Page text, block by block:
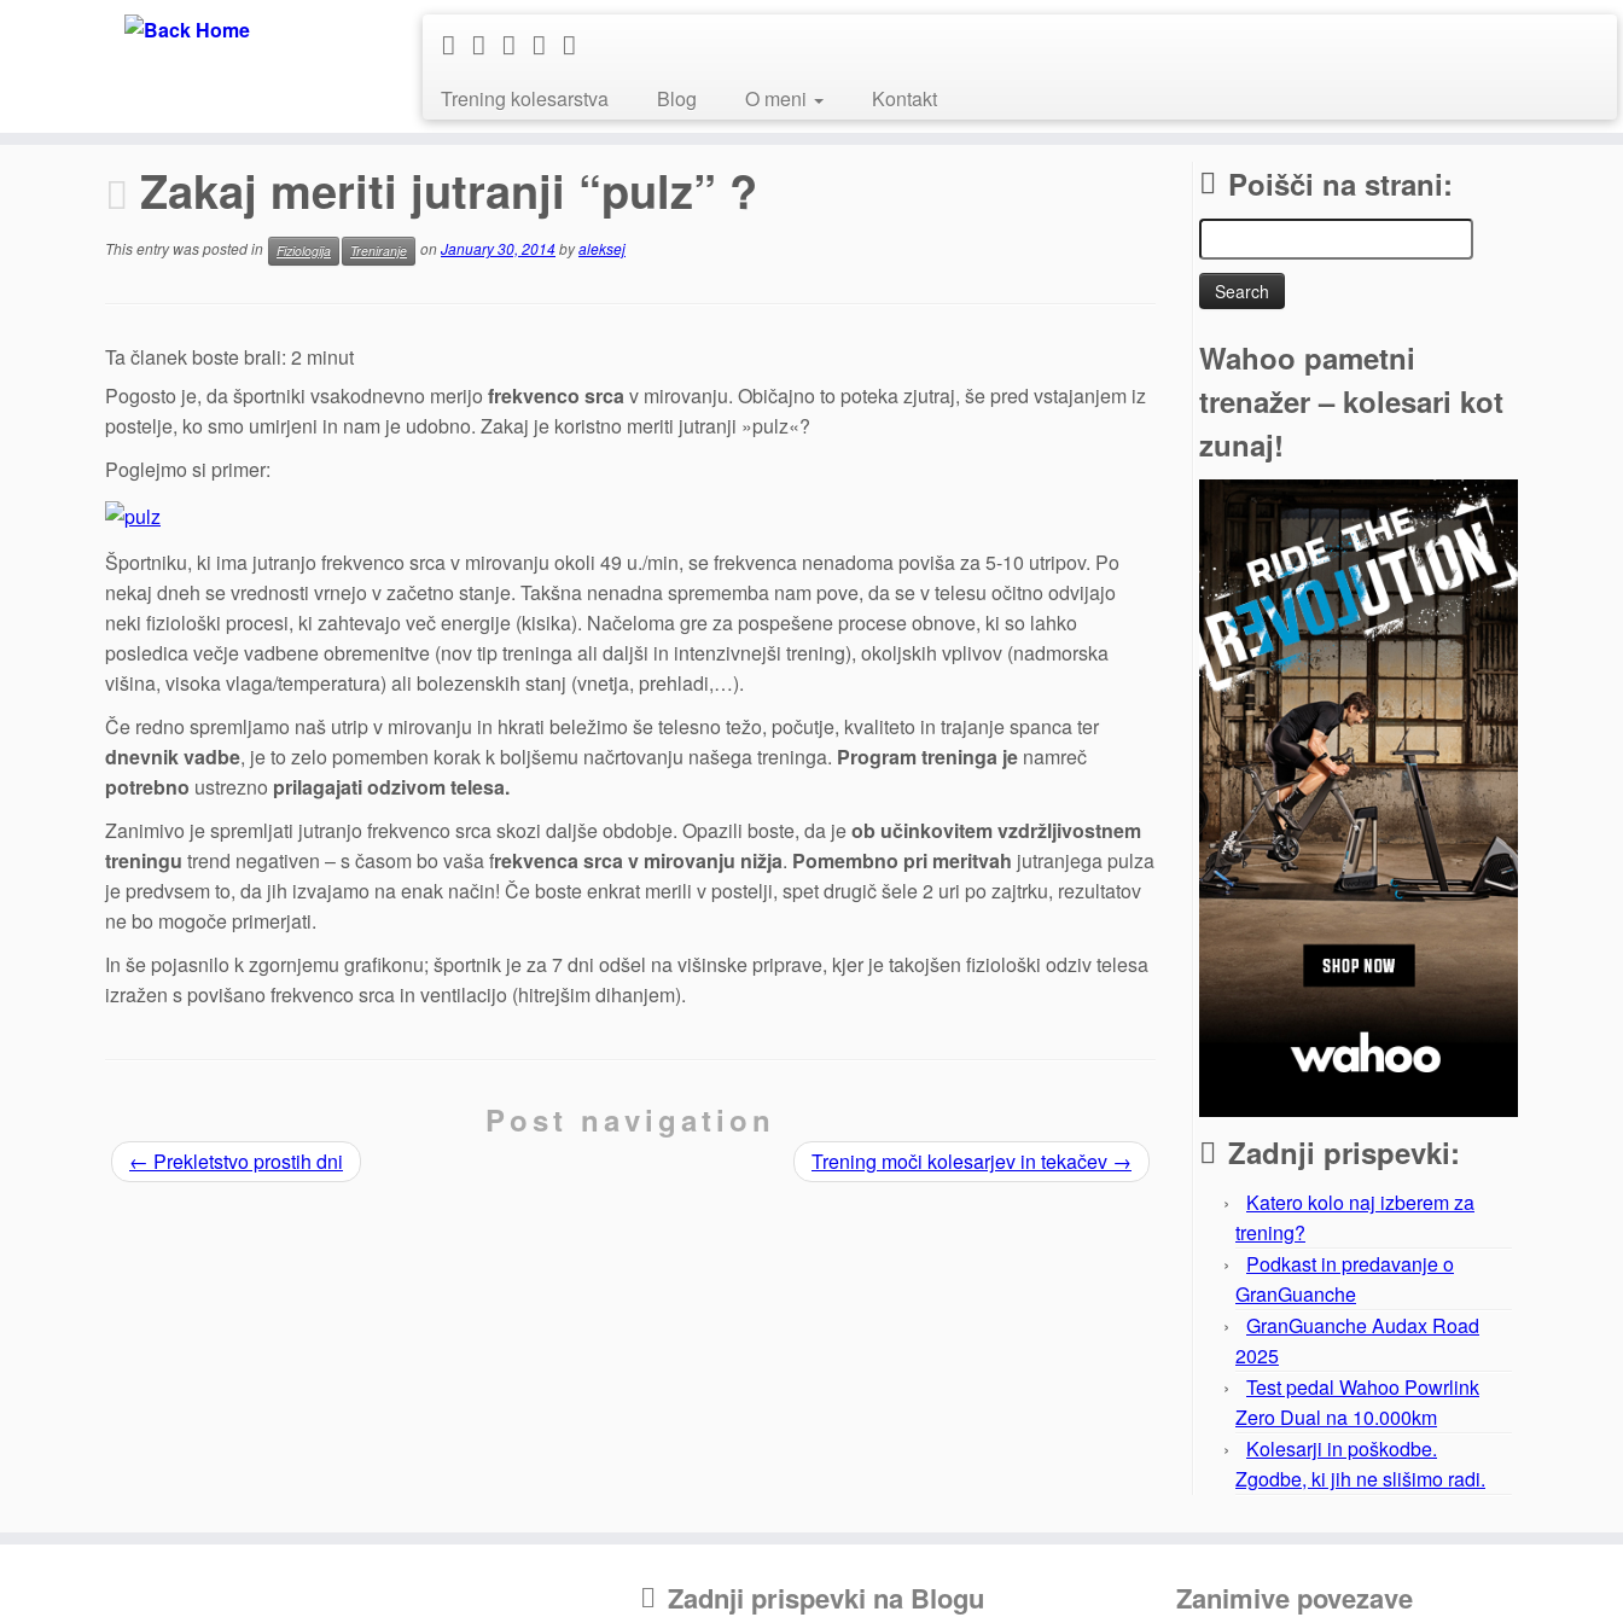
Trening kolesarstva Blog O meni Kontakt
Zakaj meriti jutranji “pulz” ?
This entry was posted in Fiziologija Treniranje onJanuary 30, 2014byaleksej
Ta članek boste brali: 2 minut
Pogosto je, da športniki vsakodnevno merijo frekvenco srcav mirovanju. Običajno to poteka zjutraj, še pred vstajanjem iz
postelje, ko smo umirjeni in nam je udobno. Zakaj je koristno meriti jutranji »pulz«?
Poglejmo si primer:
Športniku, ki ima jutranjo frekvenco srca v mirovanju okoli 49 u./min, se frekvenca nenadoma poviša za 5-10 utripov. Po
nekaj dneh se vrednosti vrnejo v začetno stanje. Takšna nenadna sprememba nam pove, da se v telesu očitno odvijajo
neki fiziološki procesi, ki zahtevajo več energije (kisika). Načeloma gre za pospešene procese obnove, ki so lahko
posledica večje vadbene obremenitve (nov tip treninga ali daljši in intenzivnejši trening), okoljskih vplivov (nadmorska
višina, visoka vlaga/temperatura) ali bolezenskih stanj (vnetja, prehladi,…).
Če redno spremljamo naš utrip v mirovanju in hkrati beležimo še telesno težo, počutje, kvaliteto in trajanje spanca ter
dnevnik vadbe, je to zelo pomemben korak k boljšemu načrtovanju našega treninga. Program treninga je namreč
potrebno ustrezno prilagajati odzivom telesa.
Zanimivo je spremljati jutranjo frekvenco srca skozi daljše obdobje. Opazili boste, da jeob učinkovitem vzdržljivostnem
treningu trend negativen – s časom bo vaša frekvenca srca v mirovanju nižja. Pomembno pri meritvah jutranjega pulza
je predvsem to, da jih izvajamo na enak način! Če boste enkrat merili v postelji, spet drugič šele 2 uri po zajtrku, rezultatov
ne bo mogoče primerjati.
In še pojasnilo k zgornjemu grafikonu; športnik je za 7 dni odšel na višinske priprave, kjer je takojšen fiziološki odziv telesa
izražen s povišano frekvenco srca in ventilacijo (hitrejšim dihanjem).
Post navigation
← Prekletstvo prostih dni Trening moči kolesarjev in tekačev →
Poišči na strani:
Search
for:
Wahoo pametni
trenažer – kolesari kot
zunaj!
Zadnji prispevki:
Katero kolo naj izberem za
trening?
Podkast in predavanje o
GranGuanche
GranGuanche Audax Road
2025
Test pedal Wahoo Powrlink
Zero Dual na 10.000km
Kolesarji in poškodbe.
Zgodbe, ki jih ne slišimo radi.
Zadnji prispevki na Blogu Zanimive povezave